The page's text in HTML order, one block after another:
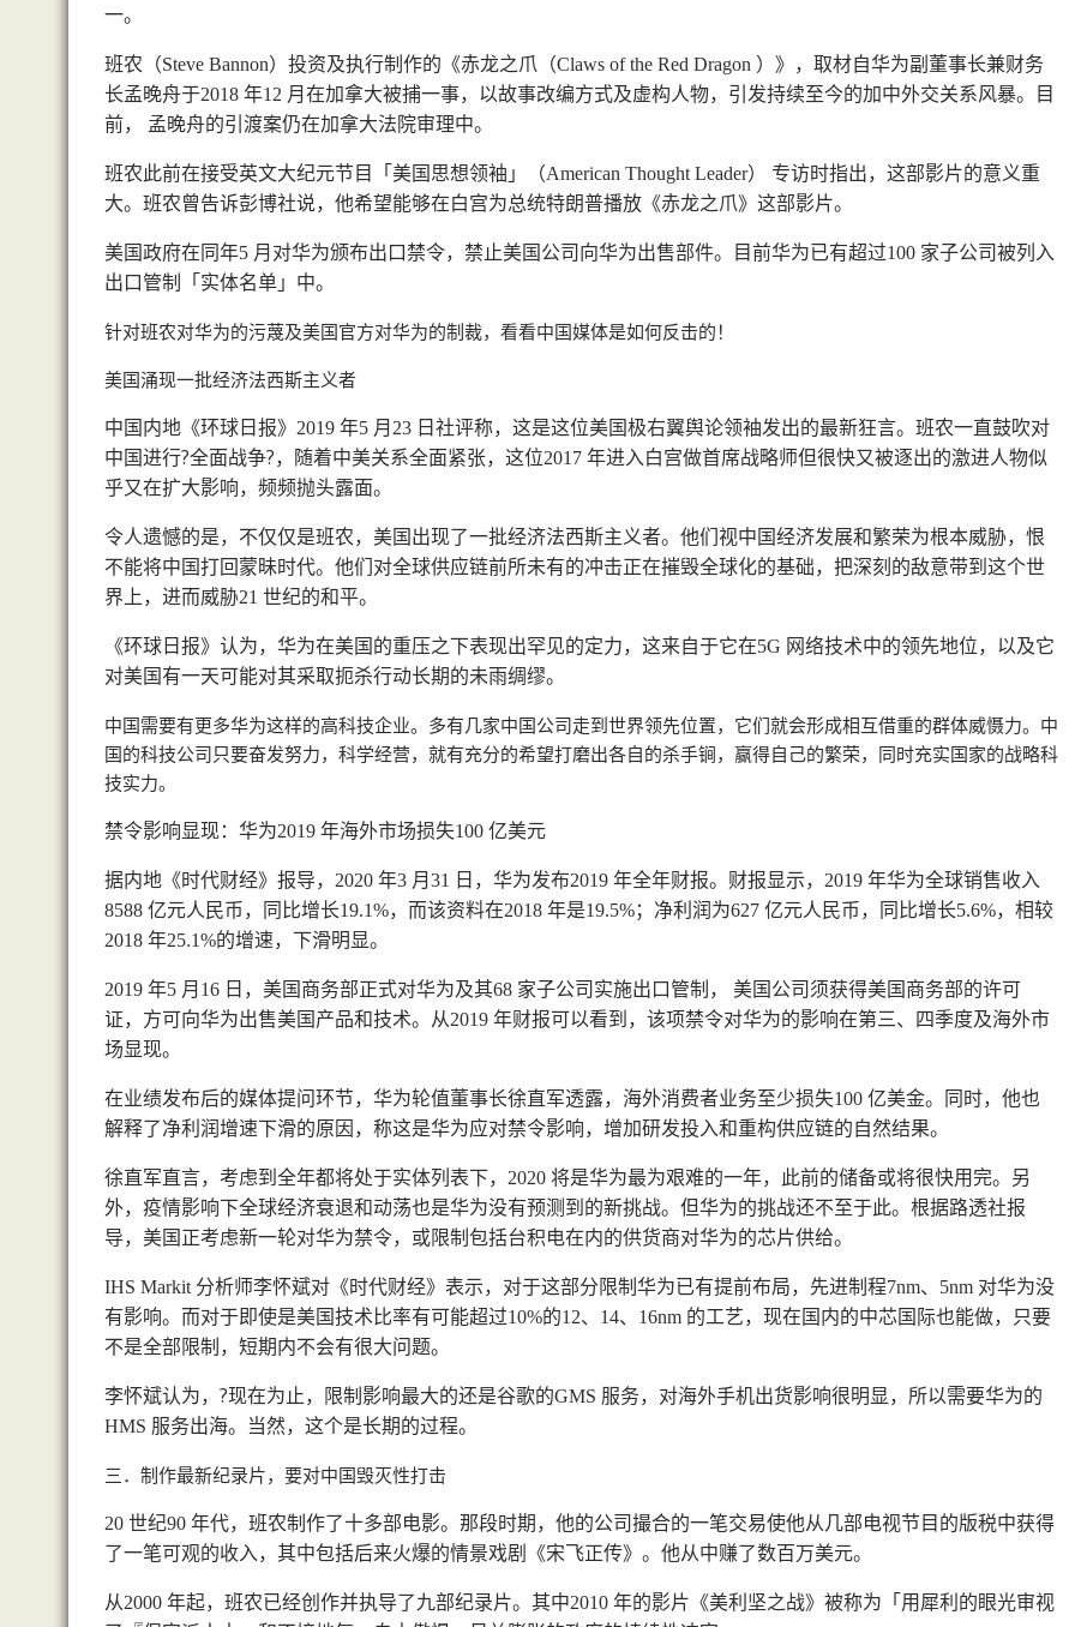
一。
班农（Steve Bannon）投资及执行制作的《赤龙之爪（Claws of the Red Dragon ）》，取材自华为副董事长兼财务
长孟晚舟于2018 年12 月在加拿大被捕一事，以故事改编方式及虚构人物，引发持续至今的加中外交关系风暴。目
前， 孟晚舟的引渡案仍在加拿大法院审理中。
班农此前在接受英文大纪元节目「美国思想领袖」（American Thought Leader） 专访时指出，这部影片的意义重
大。班农曾告诉彭博社说，他希望能够在白宫为总统特朗普播放《赤龙之爪》这部影片。
美国政府在同年5 月对华为颁布出口禁令，禁止美国公司向华为出售部件。目前华为已有超过100 家子公司被列入
出口管制「实体名单」中。
针对班农对华为的污蔑及美国官方对华为的制裁，看看中国媒体是如何反击的！
美国涌现一批经济法西斯主义者
中国内地《环球日报》 2019 年5 月23 日社评称，这是这位美国极右翼舆论领袖发出的最新狂言。班农一直鼓吹对
中国进行?全面战争?，随着中美关系全面紧张，这位2017 年进入白宫做首席战略师但很快又被逐出的激进人物似
乎又在扩大影响，频频抛头露面。
令人遗憾的是，不仅仅是班农，美国出现了一批经济法西斯主义者。他们视中国经济发展和繁荣为根本威胁，恨
不能将中国打回蒙昧时代。他们对全球供应链前所未有的冲击正在摧毁全球化的基础，把深刻的敌意带到这个世
界上，进而威胁21 世纪的和平。
《环球日报》认为，华为在美国的重压之下表现出罕见的定力，这来自于它在5G 网络技术中的领先地位，以及它
对美国有一天可能对其采取扼杀行动长期的未雨绸缪。
中国需要有更多华为这样的高科技企业。多有几家中国公司走到世界领先位置，它们就会形成相互借重的群体威慑力。中
国的科技公司只要奋发努力，科学经营，就有充分的希望打磨出各自的杀手锏，赢得自己的繁荣，同时充实国家的战略科
技实力。
禁令影响显现：华为2019 年海外市场损失100 亿美元
据内地《时代财经》报导，
2020 年3 月31 日，华为发布2019 年全年财报。财报显示， 2019 年华为全球销售收入
8588 亿元人民币，同比增长19.1%，而该资料在2018 年是19.5%；净利润为627 亿元人民币，同比增长5.6%，相较
2018 年25.1%的增速，下滑明显。
2019 年5 月16 日，美国商务部正式对华为及其68 家子公司实施出口管制， 美国公司须获得美国商务部的许可
证，方可向华为出售美国产品和技术。从2019 年财报可以看到，该项禁令对华为的影响在第三、四季度及海外市
场显现。
在业绩发布后的媒体提问环节，华为轮值董事长徐直军透露，海外消费者业务至少损失100 亿美金。同时，他也
解释了净利润增速下滑的原因，称这是华为应对禁令影响，增加研发投入和重构供应链的自然结果。
徐直军直言，考虑到全年都将处于实体列表下，
2020 将是华为最为艰难的一年，此前的储备或将很快用完。另
外，疫情影响下全球经济衰退和动荡也是华为没有预测到的新挑战。但华为的挑战还不至于此。根据路透社报
导，美国正考虑新一轮对华为禁令，或限制包括台积电在内的供货商对华为的芯片供给。
IHS Markit 分析师李怀斌对《时代财经》表示，对于这部分限制华为已有提前布局，先进制程7nm、 5nm 对华为没
有影响。而对于即使是美国技术比率有可能超过10%的12、 14、 16nm 的工艺，现在国内的中芯国际也能做，只要
不是全部限制，短期内不会有很大问题。
李怀斌认为，?现在为止，限制影响最大的还是谷歌的GMS 服务，对海外手机出货影响很明显，所以需要华为的
HMS 服务出海。当然，这个是长期的过程。
三．制作最新纪录片，要对中国毁灭性打击
20 世纪90 年代，班农制作了十多部电影。那段时期，他的公司撮合的一笔交易使他从几部电视节目的版税中获得
了一笔可观的收入，其中包括后来火爆的情景戏剧《宋飞正传》。他从中赚了数百万美元。
从2000 年起，班农已经创作并执导了九部纪录片。其中2010 年的影片《美利坚之战》被称为「用犀利的眼光审视